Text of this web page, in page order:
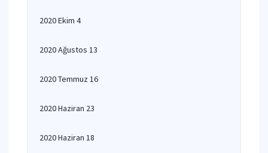
2020 Ekim 4
2020 Ağustos 13
2020 Temmuz 16
2020 Haziran 23
2020 Haziran 18